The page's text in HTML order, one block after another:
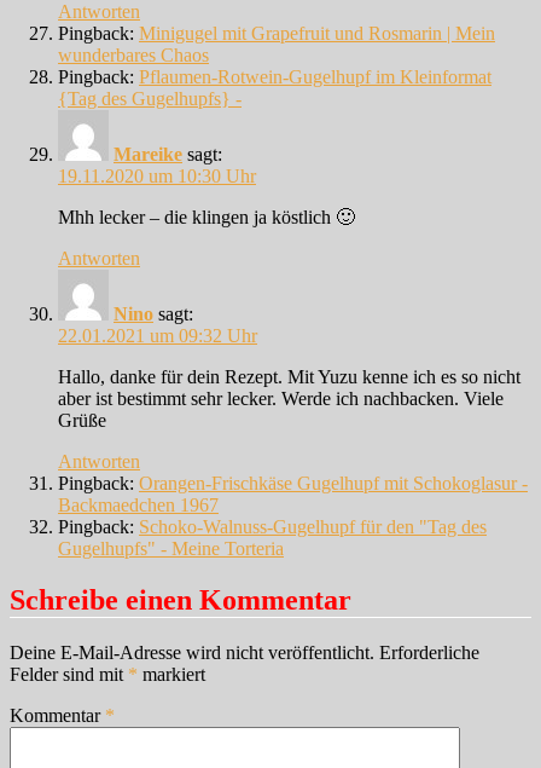
Antworten
Pingback: Minigugel mit Grapefruit und Rosmarin | Mein
wunderbares Chaos
Pingback: Pflaumen-Rotwein-Gugelhupf im Kleinformat
{Tag des Gugelhupfs} -
Mareike sagt:
19.11.2020 um 10:30 Uhr
Mhh lecker – die klingen ja köstlich 🙂
Antworten
Nino sagt:
22.01.2021 um 09:32 Uhr
Hallo, danke für dein Rezept. Mit Yuzu kenne ich es so nicht
aber ist bestimmt sehr lecker. Werde ich nachbacken. Viele
Grüße
Antworten
Pingback: Orangen-Frischkäse Gugelhupf mit Schokoglasur -
Backmaedchen 1967
Pingback: Schoko-Walnuss-Gugelhupf für den "Tag des
Gugelhupfs" - Meine Torteria
Schreibe einen Kommentar
Deine E-Mail-Adresse wird nicht veröffentlicht. Erforderliche
Felder sind mit * markiert
Kommentar *